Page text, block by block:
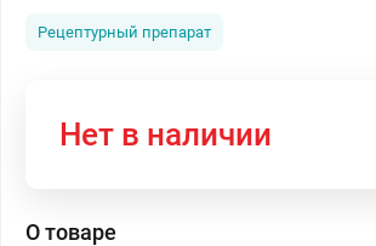
Рецептурный препарат
Нет в наличии
О товаре